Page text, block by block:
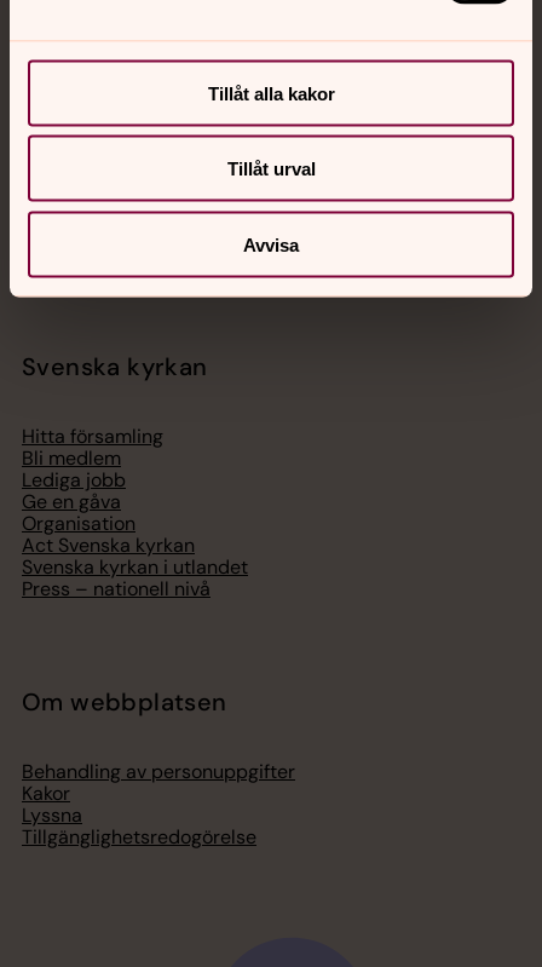
Tillåt alla kakor
Tillåt urval
Avvisa
Jourhavande präst
Akut samtals- och krisstöd. Prata eller chatta anonymt
med en präst på kvällar och nätter.
Digitalt brev
Svenska kyrkan
Hitta församling
Bli medlem
Lediga jobb
Ge en gåva
Organisation
Act Svenska kyrkan
Svenska kyrkan i utlandet
Press – nationell nivå
Om webbplatsen
Behandling av personuppgifter
Kakor
Lyssna
Tillgänglighetsredogörelse